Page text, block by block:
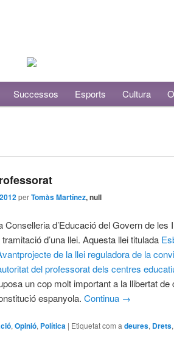
Successos Esports Cultura
perTomàs Martínez, null
Conselleria d’Educació del Govern de les
tramitació d’una llei. Aquesta llei titulada
de la llei reguladora de la
del professorat dels centres
un cop molt important a la llibertat de
espanyola.Continua →
,Opinió, Política | Etiquetat com a deures, Drets